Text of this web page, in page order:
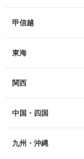
甲信越
東海
関西
中国・四国
九州・沖縄